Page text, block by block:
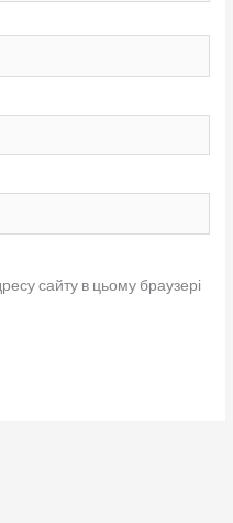
сайту в цьому браузері